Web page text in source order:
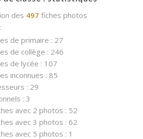
des 497 fiches photos
de primaire : 27
de collège : 246
de lycée : 107
inconnues : 85
: 29
: 3
avec 2 photos : 52
avec 3 photos : 62
avec 5 photos : 1